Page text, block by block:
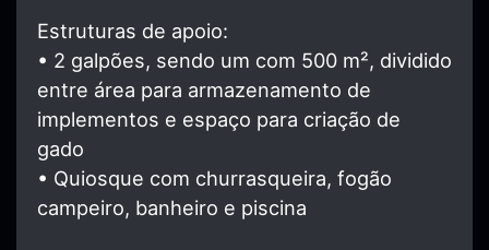
Estruturas de apoio:
• 2 galpões, sendo um com 500 m², dividido
entre área para armazenamento de
implementos e espaço para criação de
gado
• Quiosque com churrasqueira, fogão
campeiro, banheiro e piscina